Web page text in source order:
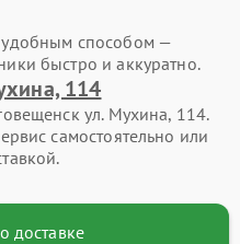
способом —
быстро и аккуратно.
114
ул. Мухина, 114.
самостоятельно или
доставке